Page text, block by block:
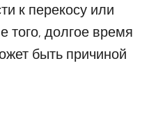
к перекосу или
того, долгое время
быть причиной